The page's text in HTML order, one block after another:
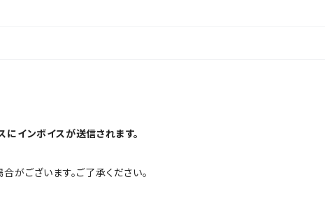
インボイスが送信されます。
ございます。ご了承ください。